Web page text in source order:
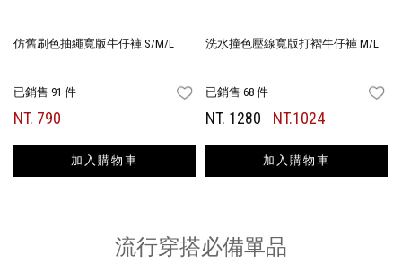
仿舊刷色抽繩寬版牛仔褲 S/M/L
已銷售 91 件 FAVORITES
NT. 790
加入購物車
洗水撞色壓線寬版打褶牛仔褲 M/L
已銷售 68 件
NT. 1280 NT.1024
加入購物車
流行穿搭必備單品